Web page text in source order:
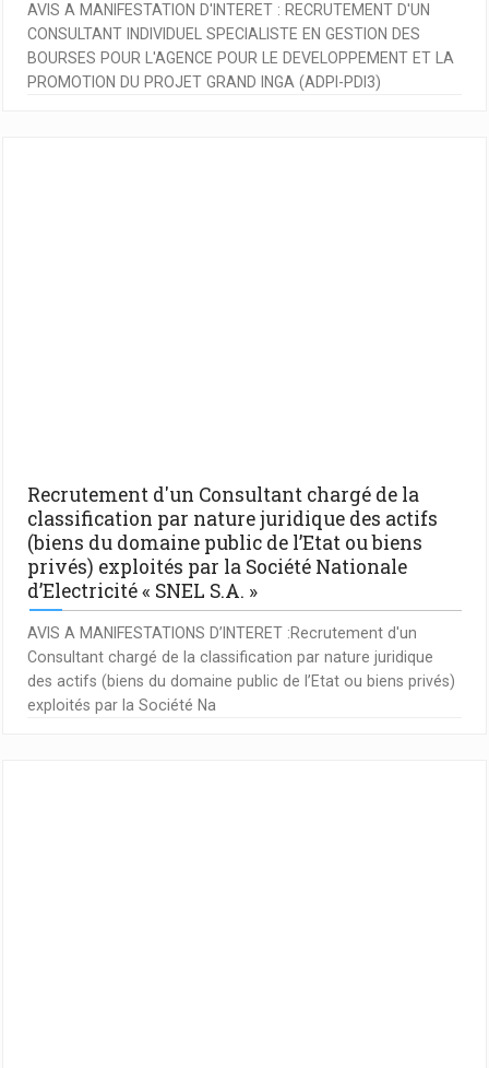
AVIS A MANIFESTATION D'INTERET : RECRUTEMENT D'UN
CONSULTANT INDIVIDUEL SPECIALISTE EN GESTION DES
BOURSES POUR L'AGENCE POUR LE DEVELOPPEMENT ET LA
PROMOTION DU PROJET GRAND INGA (ADPI-PDI3)
Recrutement d'un Consultant chargé de la
classification par nature juridique des actifs
(biens du domaine public de l’Etat ou biens
privés) exploités par la Société Nationale
d’Electricité « SNEL S.A. »
AVIS A MANIFESTATIONS D’INTERET :Recrutement d'un
Consultant chargé de la classification par nature juridique
des actifs (biens du domaine public de l’Etat ou biens privés)
exploités par la Société Na